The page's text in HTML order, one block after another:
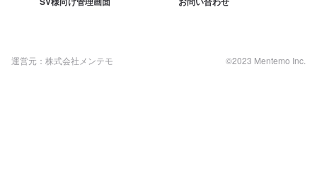
運営元：株式会社メンテモ ©2023 Mentemo Inc.